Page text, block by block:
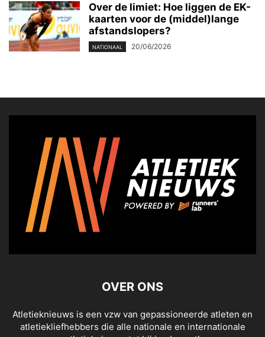
Over de limiet: Hoe liggen de EK-
kaarten voor de (middel)lange
afstandslopers?
NATIONAAL 20/06/2026
OVER ONS
Atletieknieuws is een vzw van gepassioneerde atleten en
atletiekliefhebbers die alle nationale en internationale